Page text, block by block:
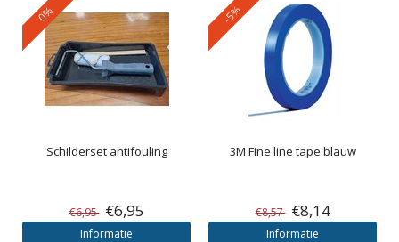
0%
Schilderset antifouling
€6,95 €6,95
Informatie
-5%
3M Fine line tape blauw
€8,57 €8,14
Informatie